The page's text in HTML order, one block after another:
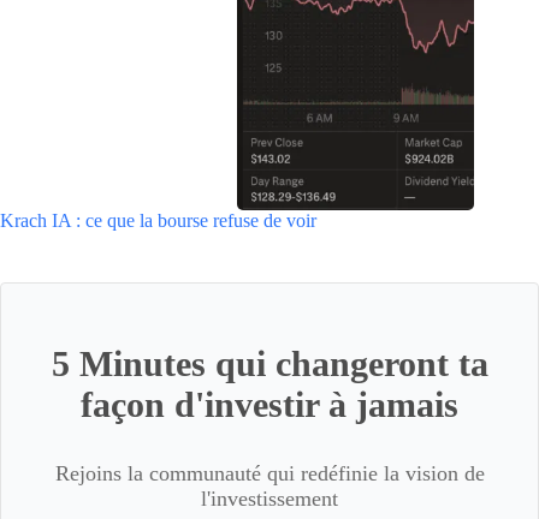
Krach IA : ce que la bourse refuse de voir
5 Minutes qui changeront ta
façon d'investir à jamais
Rejoins la communauté qui redéfinie la vision de
l'investissement